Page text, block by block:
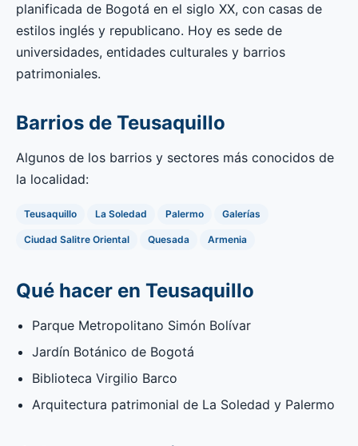
planificada de Bogotá en el siglo XX, con casas de
estilos inglés y republicano. Hoy es sede de
universidades, entidades culturales y barrios
patrimoniales.
Barrios de Teusaquillo
Algunos de los barrios y sectores más conocidos de
la localidad:
Teusaquillo La Soledad Palermo Galerías
Ciudad Salitre Oriental Quesada Armenia
Qué hacer en Teusaquillo
Parque Metropolitano Simón Bolívar
Jardín Botánico de Bogotá
Biblioteca Virgilio Barco
Arquitectura patrimonial de La Soledad y Palermo